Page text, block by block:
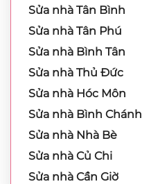
Sửa nhà Tân Bình
Sửa nhà Tân Phú
Sửa nhà Bình Tân
Sửa nhà Thủ Đức
Sửa nhà Hóc Môn
Sửa nhà Bình Chánh
Sửa nhà Nhà Bè
Sửa nhà Củ Chi
Sửa nhà Cần Giờ